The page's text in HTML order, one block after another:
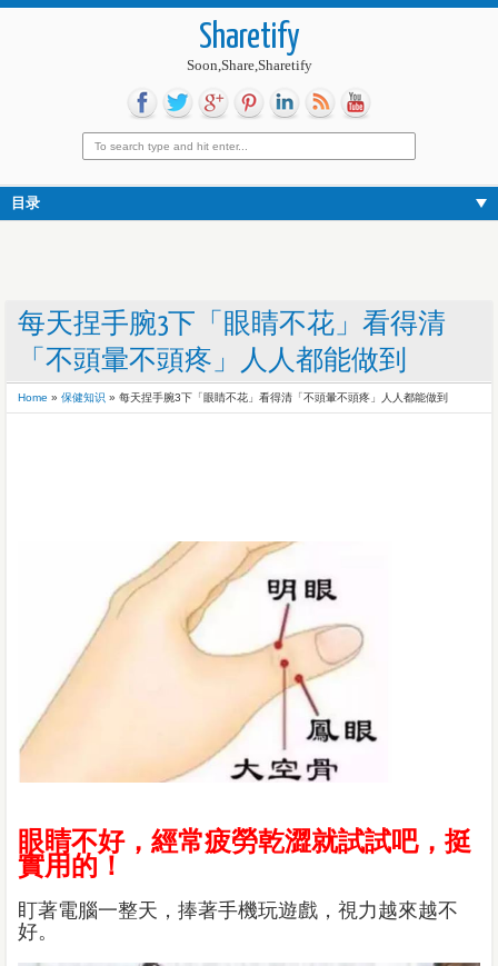
Sharetify
Soon,Share,Sharetify
目录
每天捏手腕3下「眼睛不花」看得清
「不頭暈不頭疼」人人都能做到
Home » 保健知识 » 每天捏手腕3下「眼睛不花」看得清「不頭暈不頭疼」人人都能做到
眼睛不好，經常疲勞乾澀就試試吧，挺
實用的！
盯著電腦一整天，捧著手機玩遊戲，視力越來越不
好。